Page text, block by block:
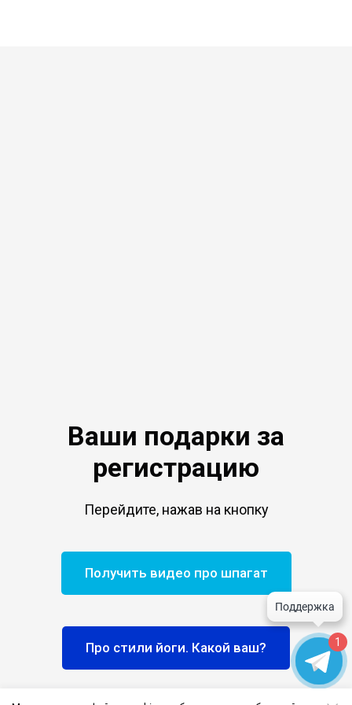
Ваши подарки за
регистрацию
Перейдите, нажав на кнопку
Получить видео про шпагат
Про стили йоги. Какой ваш? 1